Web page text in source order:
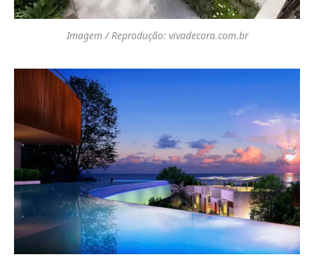
Imagem / Reprodução: vivadecora.com.br